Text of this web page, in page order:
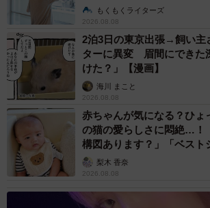
説】もくもくライターズ
2026.08.08
2泊3日の東京出張→飼い主
ターに異変 眉間にできた
けた？」【漫画】
海川 まこと
2026.08.08
赤ちゃんが気になる？ひょ
の猫の愛らしさに悶絶…
構図あります？」「ベスト
梨木 香奈
2026.08.08